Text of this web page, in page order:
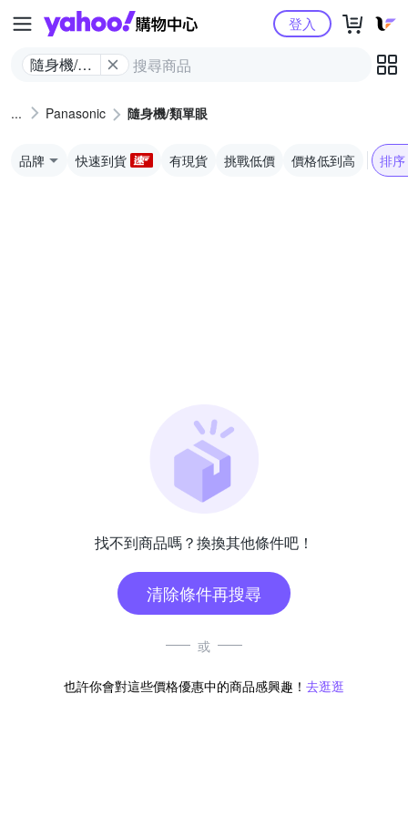
Yahoo購物中心
隨身機/類
登入
Panasonic 隨身機/類單眼
品牌 快速到貨 有現貨 挑戰低價 價格低到高 排序
找不到商品嗎？換換其他條件吧！
清除條件再搜尋
或
也許你會對這些價格優惠中的商品感興趣！ 去逛逛